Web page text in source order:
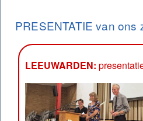
PRESENTATIE van ons
LEEUWARDEN: